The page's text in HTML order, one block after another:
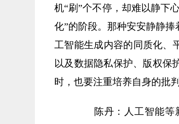
机“刷”个不停，却难以静下
化”的阶段。那种安安静静
工智能生成内容的同质化、
以及数据隐私保护、版权保
时，也要注重培养自身的批
陈丹：人工智能等新